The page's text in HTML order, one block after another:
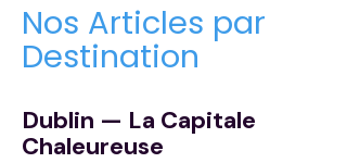
Nos Articles par
Destination
Dublin — La Capitale
Chaleureuse